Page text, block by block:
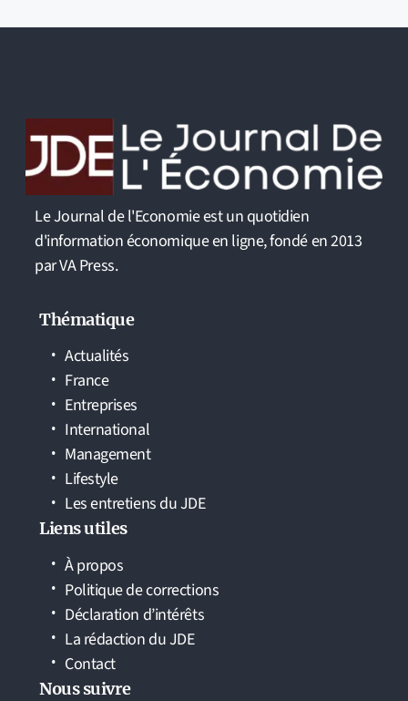
Le Journal de l'Economie est un quotidien
d'information économique en ligne, fondé en 2013
par VA Press.
Thématique
Actualités
France
Entreprises
International
Management
Lifestyle
Les entretiens du JDE
Liens utiles
À propos
Politique de corrections
Déclaration d’intérêts
La rédaction du JDE
Contact
Nous suivre